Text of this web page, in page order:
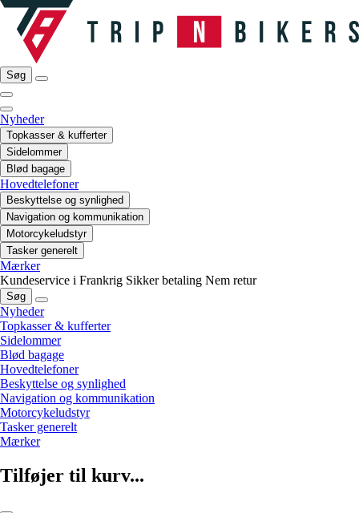
Søg
Nyheder
Topkasser & kufferter
Sidelommer
Blød bagage
Hovedtelefoner
Beskyttelse og synlighed
Navigation og kommunikation
Motorcykeludstyr
Tasker generelt
Mærker
Kundeservice i Frankrig Sikker betaling Nem retur
Søg
Nyheder
Topkasser & kufferter
Sidelommer
Blød bagage
Hovedtelefoner
Beskyttelse og synlighed
Navigation og kommunikation
Motorcykeludstyr
Tasker generelt
Mærker
Tilføjer til kurv...